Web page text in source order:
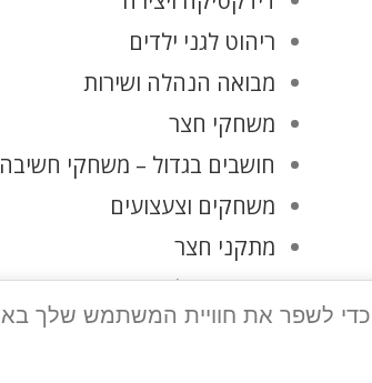
ריהוט לגני ילדים
מבואה הנהלה ושירות
משחקי חצר
חושבים בגדול – משחקי חשיבה
משחקים וצעצועים
מתקני חצר
החשבון שלי